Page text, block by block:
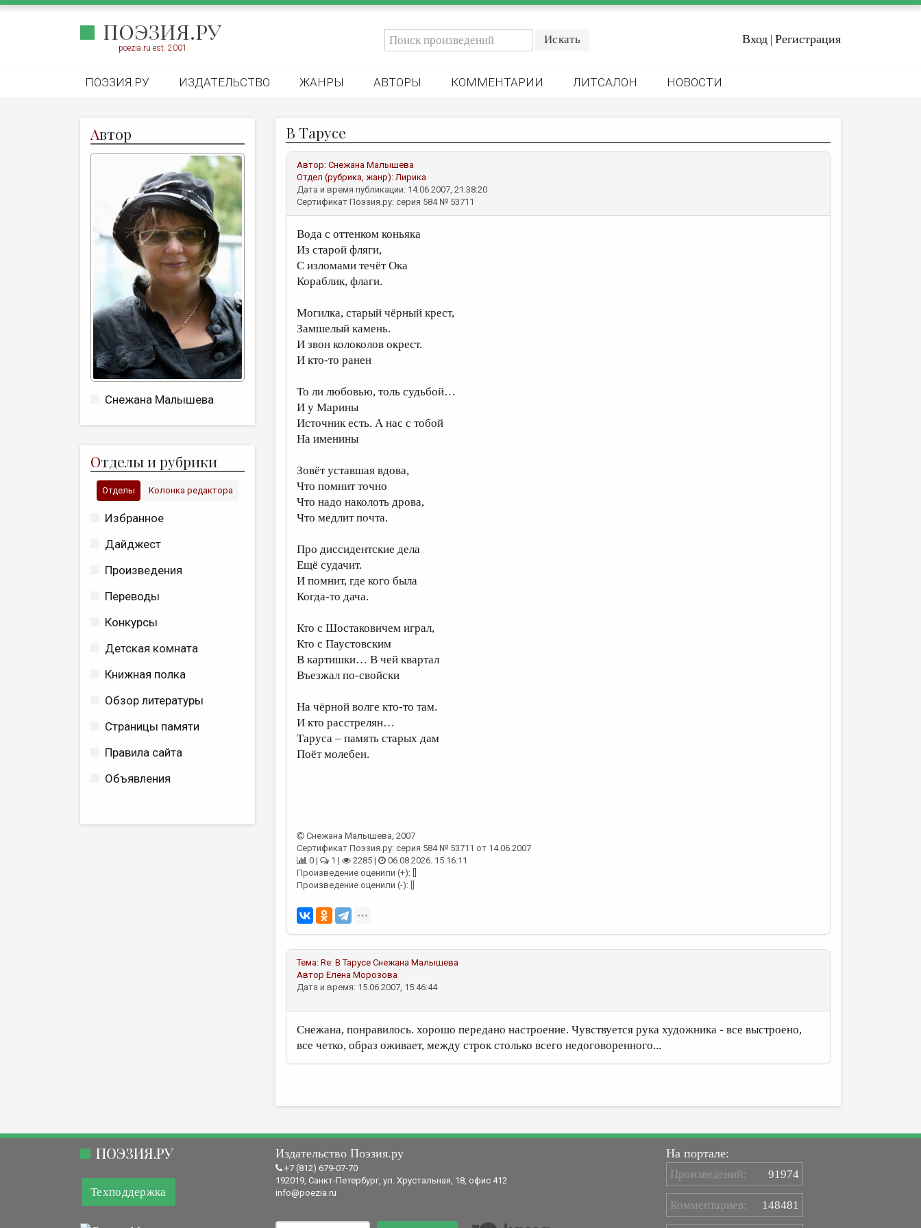
ПОЭЗИЯ.РУ
poezia.ru est. 2001
Вход | Регистрация
ПОЭЗИЯ.РУ ИЗДАТЕЛЬСТВО ЖАНРЫ АВТОРЫ КОММЕНТАРИИ ЛИТСАЛОН НОВОСТИ
Автор
Снежана Малышева
Отделы и рубрики
Отделы Колонка редактора
Избранное
Дайджест
Произведения
Переводы
Конкурсы
Детская комната
Книжная полка
Обзор литературы
Страницы памяти
Правила сайта
Объявления
В Тарусе
Автор: Снежана Малышева
Отдел (рубрика, жанр):Лирика
Дата и время публикации: 14.06.2007, 21:38:20
Сертификат Поэзия.ру: серия 584 № 53711
Вода с оттенком коньяка
Из старой фляги,
С изломами течёт Ока
Кораблик, флаги.
Могилка, старый чёрный крест,
Замшелый камень.
И звон колоколов окрест.
И кто-то ранен
То ли любовью, толь судьбой…
И у Марины
Источник есть. А нас с тобой
На именины
Зовёт уставшая вдова,
Что помнит точно
Что надо наколоть дрова,
Что медлит почта.
Про диссидентские дела
Ещё судачит.
И помнит, где кого была
Когда-то дача.
Кто с Шостаковичем играл,
Кто с Паустовским
В картишки… В чей квартал
Въезжал по-свойски
На чёрной волге кто-то там.
И кто расстрелян…
Таруса – память старых дам
Поёт молебен.
Снежана Малышева, 2007
Сертификат Поэзия.ру: серия 584 № 53711 от 14.06.2007
0 |
1 | 2285 |
06.08.2026. 15:16:11
Произведение оценили (+): []
Произведение оценили (-): []
Тема: Re: В Тарусе Снежана Малышева
Автор Елена Морозова
Дата и время: 15.06.2007, 15:46:44
Снежана, понравилось. хорошо передано настроение. Чувствуется рука художника - все выстроено,
все четко, образ оживает, между строк столько всего недоговоренного...
ПОЭЗИЯ.РУ
Техподдержка
Издательство Поэзия.ру
+7 (812) 679-07-70
192019, Санкт-Петербург, ул. Хрустальная, 18, офис 412
info@poezia.ru
На портале:
Произведений: 91974
Комментариев: 148481